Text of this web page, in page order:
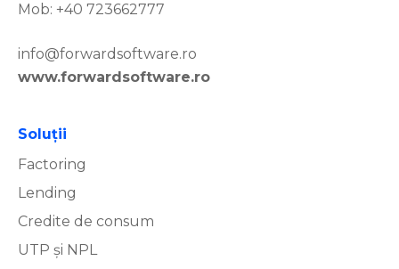
Mob: +40 723662777
info@forwardsoftware.ro
www.forwardsoftware.ro
Soluţii
Factoring
Lending
Credite de consum
UTP și NPL